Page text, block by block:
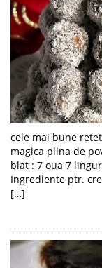
cele mai bune
magica plina de
blat : 7 oua 7
Ingrediente ptr.
[…]